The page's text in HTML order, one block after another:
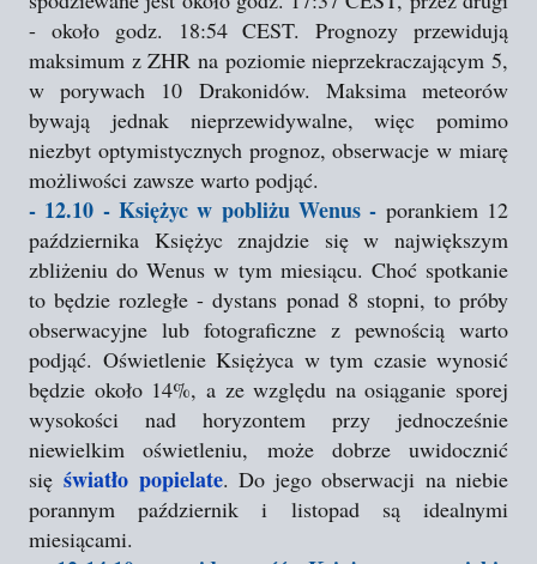
- około godz. 18:54 CEST. Prognozy przewidują
maksimum z ZHR na poziomie nieprzekraczającym 5,
w porywach 10 Drakonidów. Maksima meteorów
bywają jednak nieprzewidywalne, więc pomimo
niezbyt optymistycznych prognoz, obserwacje w miarę
możliwości zawsze warto podjąć.
- 12.10 - Księżyc w pobliżu Wenus - porankiem 12
października Księżyc znajdzie się w największym
zbliżeniu do Wenus w tym miesiącu. Choć spotkanie
to będzie rozległe - dystans ponad 8 stopni, to próby
obserwacyjne lub fotograficzne z pewnością warto
podjąć. Oświetlenie Księżyca w tym czasie wynosić
będzie około 14%, a ze względu na osiąganie sporej
wysokości nad horyzontem przy jednocześnie
niewielkim oświetleniu, może dobrze uwidocznić
sięświatło popielate. Do jego obserwacji na niebie
porannym październik i listopad są idealnymi
miesiącami.